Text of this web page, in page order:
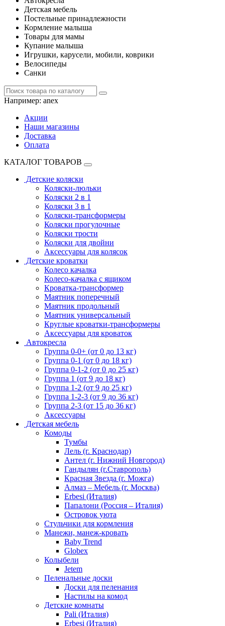
Детская мебель
Постельные принадлежности
Кормление малыша
Товары для мамы
Купание малыша
Игрушки, карусели, мобили, коврики
Велосипеды
Санки
Например: anex
Акции
Наши магазины
Доставка
Оплата
КАТАЛОГ ТОВАРОВ
Детские коляски
Коляски-люльки
Коляски 2 в 1
Коляски 3 в 1
Коляски-трансформеры
Коляски прогулочные
Коляски трости
Коляски для двойни
Аксессуары для колясок
Детские кроватки
Колесо качалка
Колесо-качалка с ящиком
Кроватка-трансформер
Маятник поперечный
Маятник продольный
Маятник универсальный
Круглые кроватки-трансформеры
Аксессуары для кроваток
Автокресла
Группа 0-0+ (от 0 до 13 кг)
Группа 0-1 (от 0 до 18 кг)
Группа 0-1-2 (от 0 до 25 кг)
Группа 1 (от 9 до 18 кг)
Группа 1-2 (от 9 до 25 кг)
Группа 1-2-3 (от 9 до 36 кг)
Группа 2-3 (от 15 до 36 кг)
Аксессуары
Детская мебель
Комоды
Тумбы
Лель (г. Краснодар)
Антел (г. Нижний Новгород)
Гандылян (г.Ставрополь)
Красная Звезда (г. Можга)
Алмаз – Мебель (г. Москва)
Erbesi (Италия)
Папалони (Россия – Италия)
Островок уюта
Стульчики для кормления
Манежи, манеж-кровать
Baby Trend
Globex
Колыбели
Jetem
Пеленальные доски
Доски для пеленания
Настилы на комод
Детские комнаты
Pali (Италия)
Erbesi (Италия)